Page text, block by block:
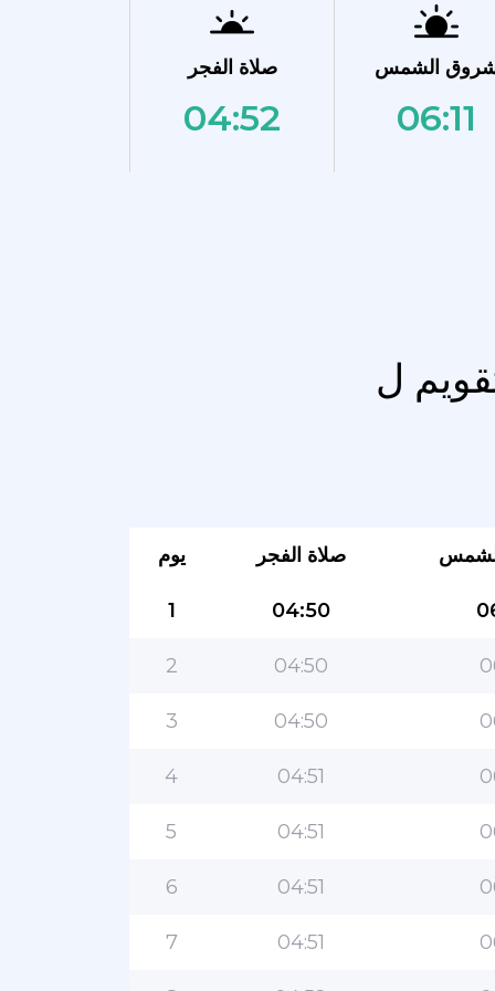
صلاة الفجر
04:52
الشمس
06:11
يوم صلاة الفجر
1 04:50
2 04:50
3 04:50
4 04:51
5 04:51
6 04:51
7 04:51